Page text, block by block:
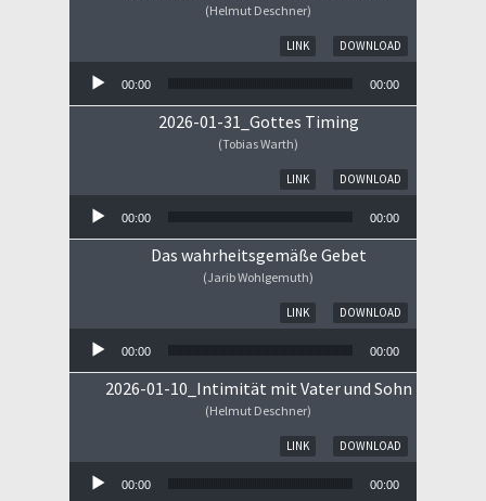
(Helmut Deschner)
DOWNLOAD
LINK
00:00 00:00
2026-01-31_Gottes Timing
(Tobias Warth)
DOWNLOAD
LINK
00:00 00:00
Das wahrheitsgemäße Gebet
(Jarib Wohlgemuth)
DOWNLOAD
LINK
00:00 00:00
2026-01-10_Intimität mit Vater und Sohn
(Helmut Deschner)
DOWNLOAD
LINK
00:00 00:00